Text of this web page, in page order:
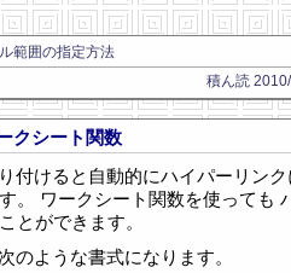
範囲の指定方法
積ん読
クシート関数
付けると自動的にハイパーリン
。 ワークシート関数を使っても
とができます。
のような書式になります。